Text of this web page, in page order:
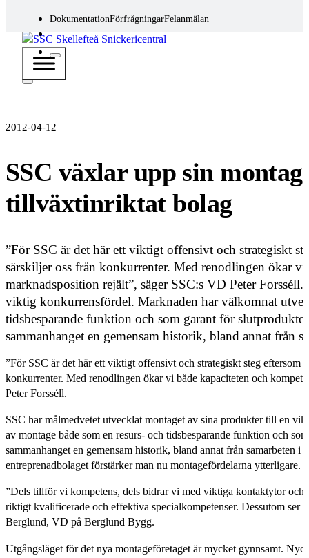
DokumentationFörfrågningarFelanmälan
2012-04-12
SSC växlar upp sin
tillväxtinriktat bolag
”För SSC är det här ett viktigt offensivt och strategiskt
särskiljer oss från konkurrenter. Med renodlingen ökar
marknadsposition rejält”, säger SSC:s VD Peter
viktig konkurrensfördel. Marknaden har välkomnat
tidsbesparande funktion och som garant för
sammanhanget en gemensam historik, bland annat
”För SSC är det här ett viktigt offensivt och strategiskt steg eftersom
konkurrenter. Med renodlingen ökar vi både kapaciteten och
Peter Forsséll.
SSC har målmedvetet utvecklat montaget av sina produkter till en
av montage både som en resurs- och tidsbesparande funktion och
sammanhanget en gemensam historik, bland annat från samarbeten
entreprenadbolaget förstärker man nu montagefördelarna ytterligare.
”Dels tillför vi kompetens, dels bidrar vi med viktiga kontaktytor och
riktigt kvalificerade och effektiva specialkompetenser. Dessutom
Berglund, VD på Berglund Bygg.
Utgångsläget för det nya montageföretaget är mycket gynnsamt.